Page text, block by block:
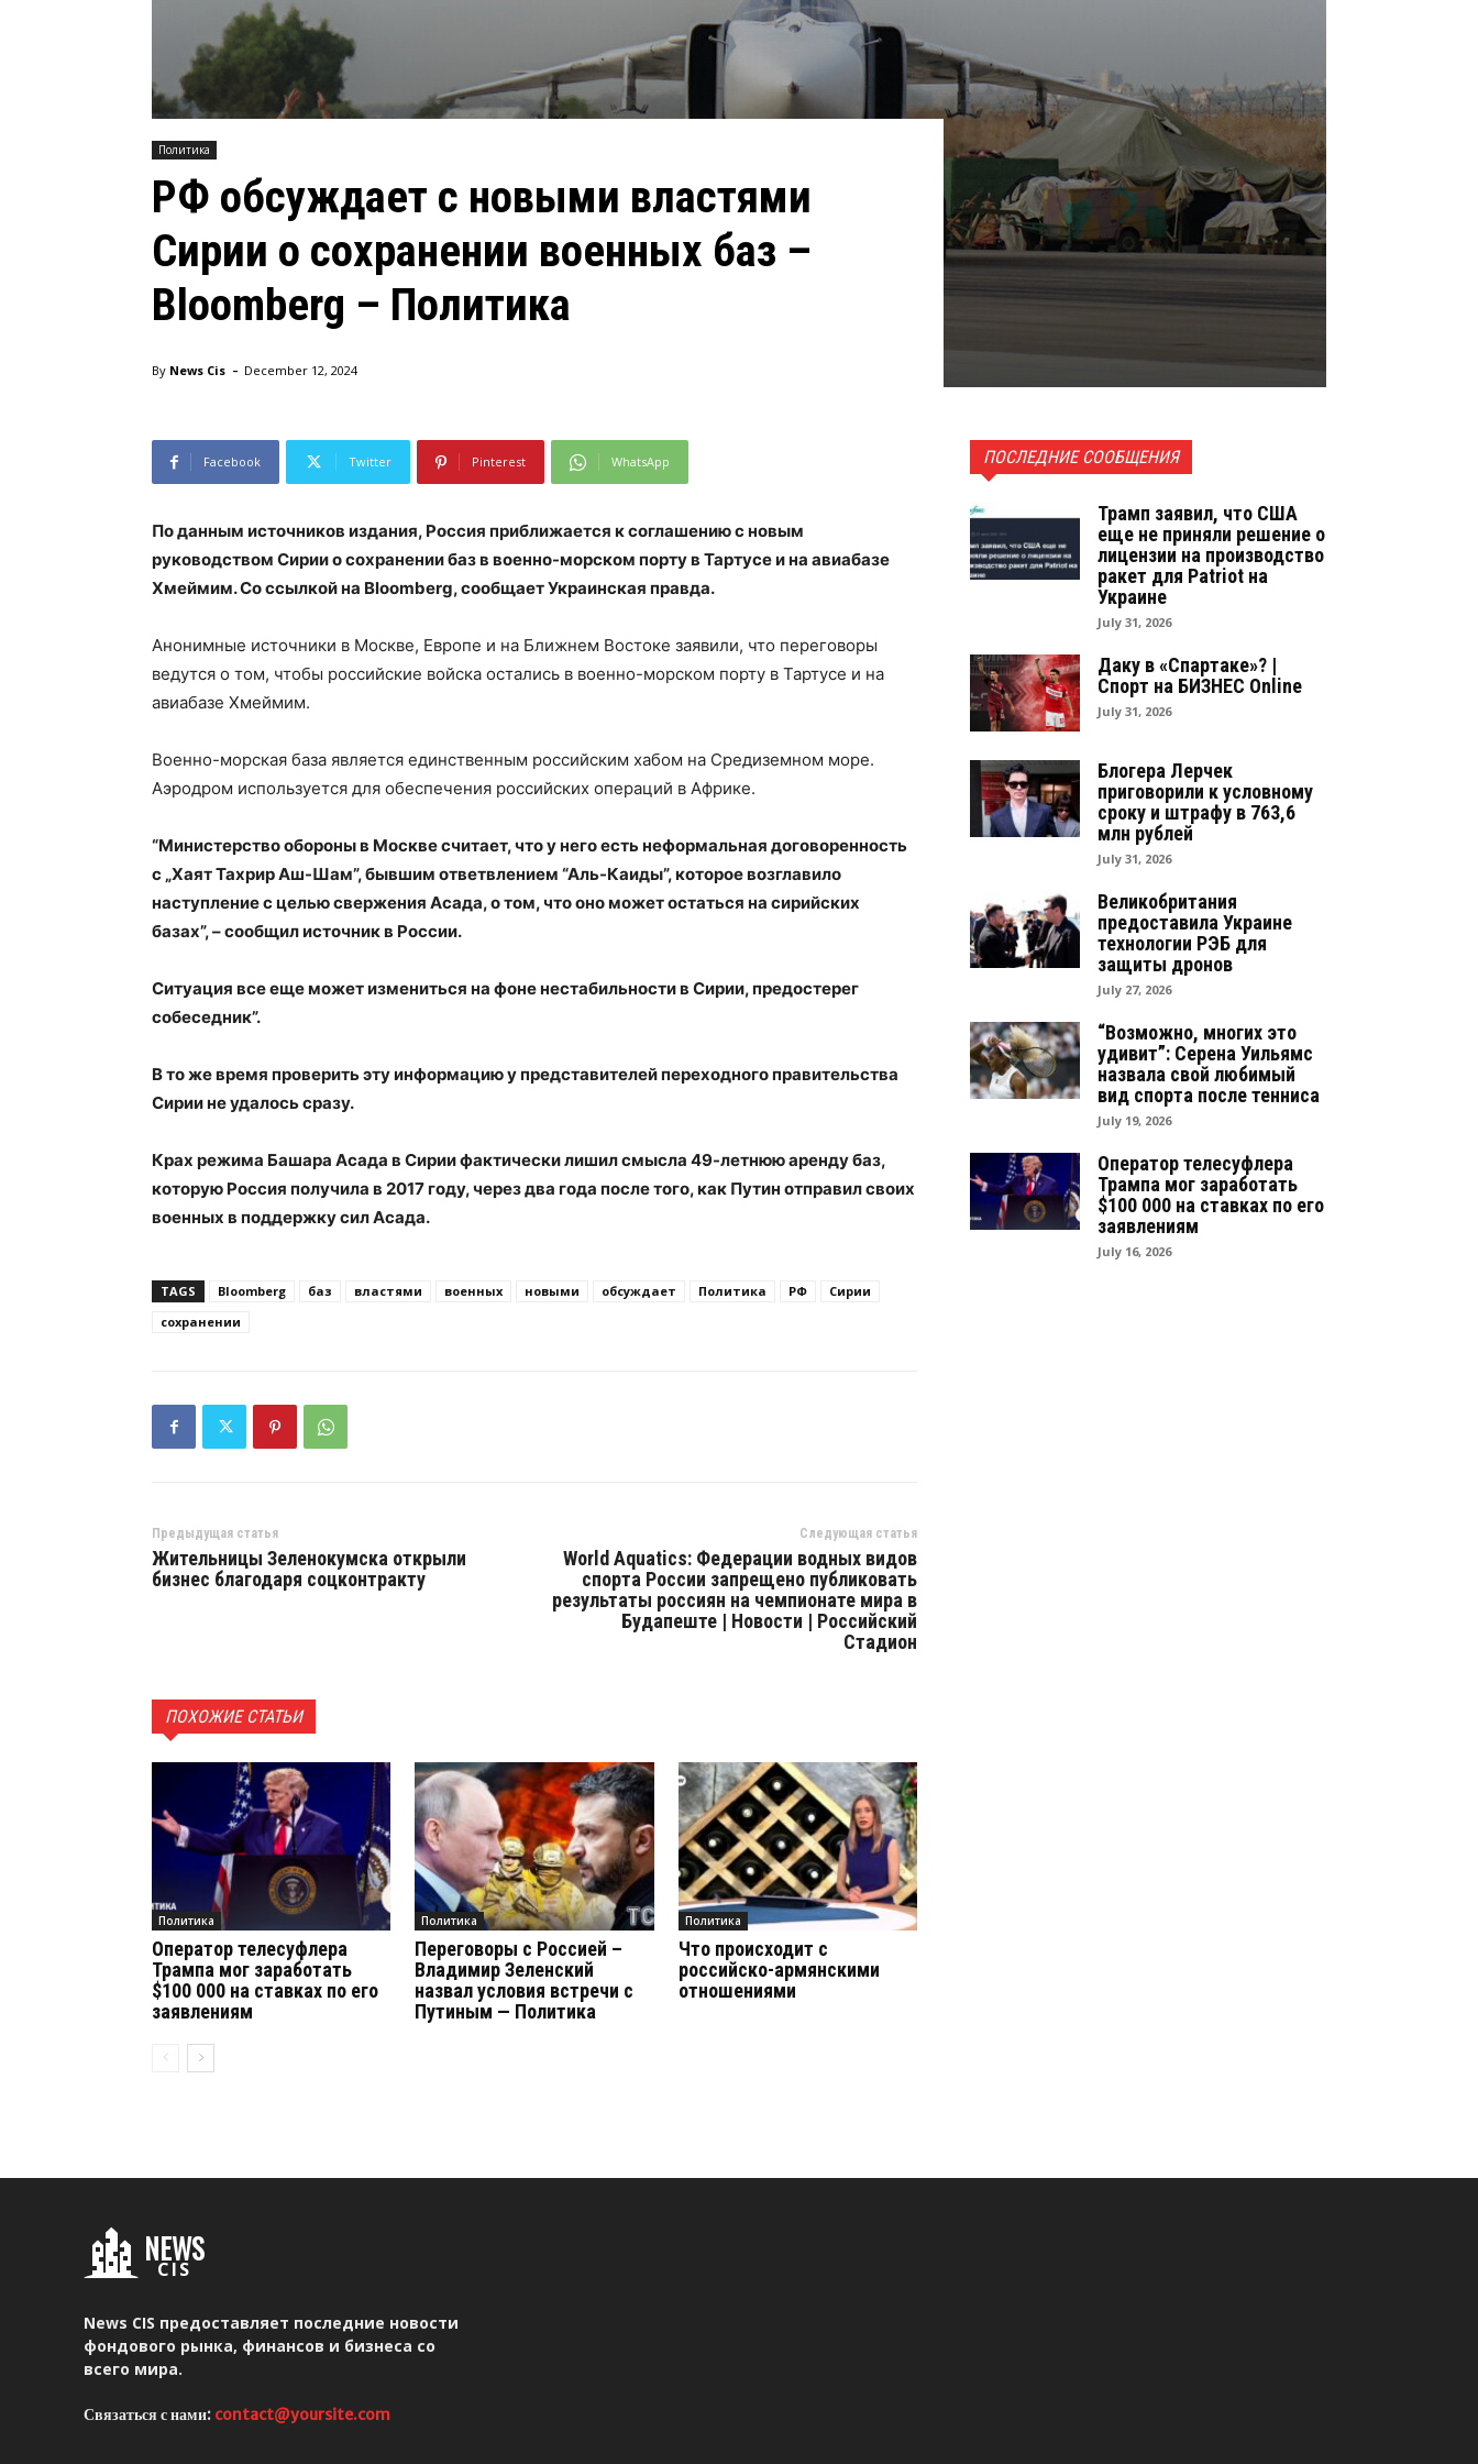
Политика
РФ обсуждает с новыми властями
Сирии о сохранении военных баз –
Bloomberg – Политика
By News Cis - December 12, 2024
Facebook Twitter Pinterest WhatsApp
По данным источников издания, Россия приближается к соглашению с новым
руководством Сирии о сохранении баз в военно-морском порту в Тартусе и на авиабазе
Хмеймим. Со ссылкой на Bloomberg, сообщает Украинская правда.
Анонимные источники в Москве, Европе и на Ближнем Востоке заявили, что переговоры
ведутся о том, чтобы российские войска остались в военно-морском порту в Тартусе и на
авиабазе Хмеймим.
Военно-морская база является единственным российским хабом на Средиземном море.
Аэродром используется для обеспечения российских операций в Африке.
“Министерство обороны в Москве считает, что у него есть неформальная договоренность
с „Хаят Тахрир Аш-Шам”, бывшим ответвлением “Аль-Каиды”, которое возглавило
наступление с целью свержения Асада, о том, что оно может остаться на сирийских
базах”, – сообщил источник в России.
Ситуация все еще может измениться на фоне нестабильности в Сирии, предостерег
собеседник”.
В то же время проверить эту информацию у представителей переходного правительства
Сирии не удалось сразу.
Крах режима Башара Асада в Сирии фактически лишил смысла 49-летнюю аренду баз,
которую Россия получила в 2017 году, через два года после того, как Путин отправил своих
военных в поддержку сил Асада.
TAGS Bloomberg баз властями военных новыми обсуждает Политика РФ
Сирии
сохранении
Предыдущая статья
Жительницы Зеленокумска открыли
бизнес благодаря соцконтракту
Следующая статья
World Aquatics: Федерации водных видов
спорта России запрещено публиковать
результаты россиян на чемпионате мира в
Будапеште | Новости | Российский
Стадион
ПОХОЖИЕ СТАТЬИ
Политика
Оператор телесуфлера
Трампа мог заработать
$100 000 на ставках по его
заявлениям
Политика
Переговоры с Россией –
Владимир Зеленский
назвал условия встречи с
Путиным — Политика
Политика
Что происходит с
российско-армянскими
отношениями
ПОСЛЕДНИЕ СООБЩЕНИЯ
Трамп заявил, что США
еще не приняли решение о
лицензии на производство
ракет для Patriot на
Украине
July 31, 2026
Даку в «Спартаке»? |
Спорт на БИЗНЕС Online
July 31, 2026
Блогера Лерчек
приговорили к условному
сроку и штрафу в 763,6
млн рублей
July 31, 2026
Великобритания
предоставила Украине
технологии РЭБ для
защиты дронов
July 27, 2026
“Возможно, многих это
удивит”: Серена Уильямс
назвала свой любимый
вид спорта после тенниса
July 19, 2026
Оператор телесуфлера
Трампа мог заработать
$100 000 на ставках по его
заявлениям
July 16, 2026
NEWS
CIS
News CIS предоставляет последние новости
фондового рынка, финансов и бизнеса со
всего мира.
Связаться с нами: contact@yoursite.com